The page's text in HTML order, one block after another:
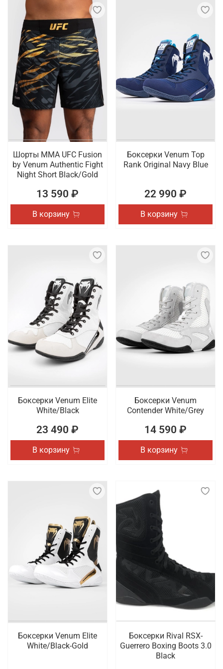
Шорты ММА UFC Fusion
by Venum Authentic Fight
Night Short Black/Gold
13 590 ₽
В корзину
Боксерки Venum Top
Rank Original Navy Blue
22 990 ₽
В корзину
Боксерки Venum Elite
White/Black
23 490 ₽
В корзину
Боксерки Venum
Contender White/Grey
14 590 ₽
В корзину
Боксерки Venum Elite
White/Black-Gold
Боксерки Rival RSX-
Guerrero Boxing Boots 3.0
Black